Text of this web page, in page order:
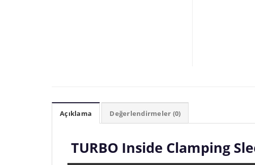
Açıklama Değerlendirmeler (0)
TURBO Inside Clamping